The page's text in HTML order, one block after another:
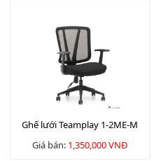
Ghế lưới Teamplay 1-2ME-M
Giá bán: 1,350,000 VNĐ